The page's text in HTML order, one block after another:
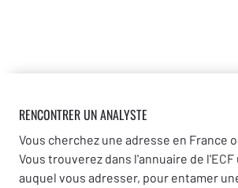
RENCONTRER UN ANALYSTE
Vous cherchez une adresse en France
Vous trouverez dans l'annuaire de
auquel vous adresser, pour entamer